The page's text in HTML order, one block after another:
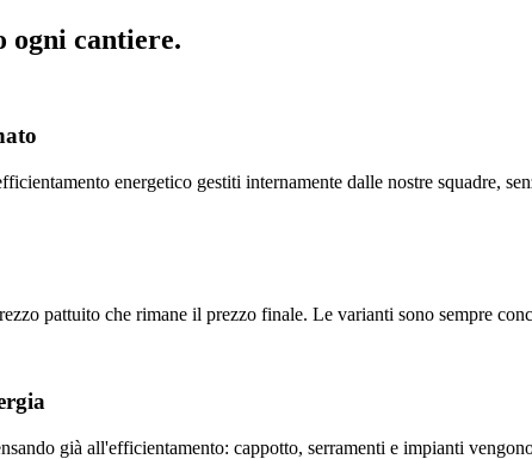
ogni cantiere.
energetico gestiti internamente dalle nostre squadre,
pattuito che rimane il prezzo finale. Le varianti sono sempre
già all'efficientamento: cappotto, serramenti e impianti